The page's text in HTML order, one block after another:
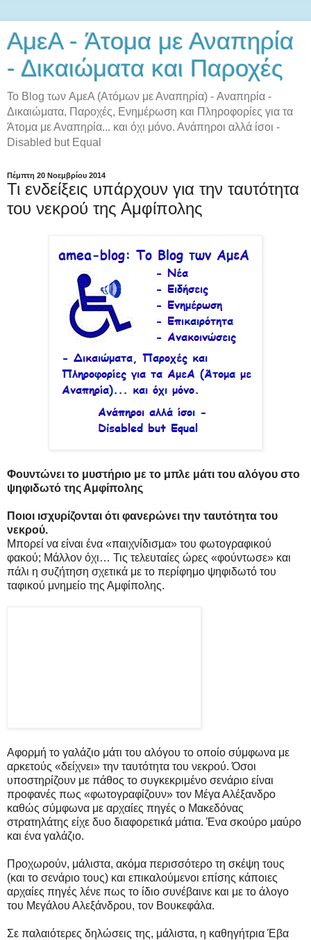
AμεA - Άτομα με Αναπηρία
- Δικαιώματα και Παροχές
Το Blog των AμεA (Ατόμων με Αναπηρία) - Αναπηρία -
Δικαιώματα, Παροχές, Ενημέρωση και Πληροφορίες για τα
Άτομα με Αναπηρία... και όχι μόνο. Ανάπηροι αλλά ίσοι -
Disabled but Equal
Πέμπτη 20 Νοεμβρίου 2014
Τι ενδείξεις υπάρχουν για την ταυτότητα
του νεκρού της Αμφίπολης
Φουντώνει το μυστήριο με το μπλε μάτι του αλόγου στο
ψηφιδωτό της Αμφίπολης
Ποιοι ισχυρίζονται ότι φανερώνει την ταυτότητα του
νεκρού.
Μπορεί να είναι ένα «παιχνίδισμα» του φωτογραφικού
φακού; Μάλλον όχι… Τις τελευταίες ώρες «φούντωσε» και
πάλι η συζήτηση σχετικά με το περίφημο ψηφιδωτό του
ταφικού μνημείο της Αμφίπολης.
Αφορμή το γαλάζιο μάτι του αλόγου το οποίο σύμφωνα με
αρκετούς «δείχνει» την ταυτότητα του νεκρού. Όσοι
υποστηρίζουν με πάθος το συγκεκριμένο σενάριο είναι
προφανές πως «φωτογραφίζουν» τον Μέγα Αλέξανδρο
καθώς σύμφωνα με αρχαίες πηγές ο Μακεδόνας
στρατηλάτης είχε δυο διαφορετικά μάτια. Ένα σκούρο μαύρο
και ένα γαλάζιο.
Προχωρούν, μάλιστα, ακόμα περισσότερο τη σκέψη τους
(και το σενάριο τους) και επικαλούμενοι επίσης κάποιες
αρχαίες πηγές λένε πως το ίδιο συνέβαινε και με το άλογο
του Μεγάλου Αλεξάνδρου, τον Βουκεφάλα.
Σε παλαιότερες δηλώσεις της, μάλιστα, η καθηγήτρια Έβα